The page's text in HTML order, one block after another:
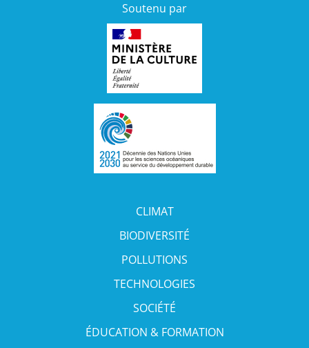
Soutenu par
CLIMAT
BIODIVERSITÉ
POLLUTIONS
TECHNOLOGIES
SOCIÉTÉ
ÉDUCATION & FORMATION